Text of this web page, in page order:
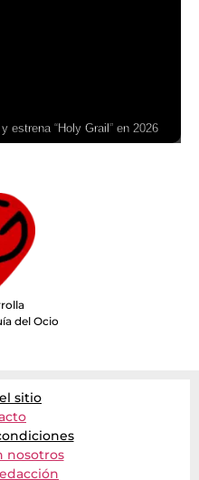
estrena “Holy Grail” en 2026
del Ocio
sitio
nosotros